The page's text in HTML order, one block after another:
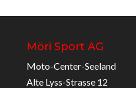
Möri Sport AG
Moto-Center-Seeland
Alte Lyss-Strasse 12